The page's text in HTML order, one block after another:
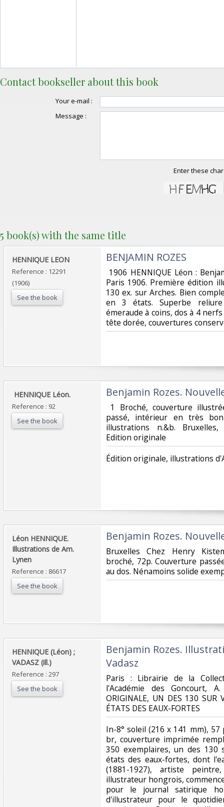
Contact bookseller about this book
Your e-mail :
Message :
Enter these
5 book(s) with the same title
‎HENNIQUE LEON‎
Reference : 12291
(1906)
See the book
‎BENJAMIN ROZES‎
1906 HENNIQUE Léon :
Paris 1906. Première édition
130 ex. sur Arches. Bien
en 3 états. Superbe
émeraude à coins, dos à 4
tête dorée, couvertures
‎ HENNIQUE Léon.‎
Reference : 92
See the book
‎Benjamin Rozes.
1 Broché, couverture
passé, intérieur en très
illustrations n.&b.
Edition originale ‎
‎Édition originale, illustrations
‎Léon HENNIQUE.
Illustrations de Am.
Lynen‎
Reference : 86617
See the book
‎Benjamin Rozes.
‎Bruxelles Chez Henry
broché, 72p. Couverture
au dos. Nénamoins solide
‎HENNIQUE (Léon) ;
VADASZ (ill.)‎
Reference : 297
See the book
‎Benjamin Rozes.
Vadasz‎
‎Paris : Librairie de la
l'Académie des Goncourt,
ORIGINALE, UN DES 130 SUR
ÉTATS DES EAUX-FORTES‎
‎In-8° soleil (216 x 141 mm),
br, couverture imprimée
350 exemplaires, un des 130
états des eaux-fortes, dont
(1881-1927), artiste
illustrateur hongrois,
pour le journal satirique
d'illustrateur pour le